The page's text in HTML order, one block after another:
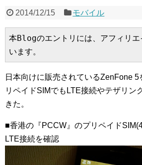
2014/12/15 モバイル
本Blogのエントリには、アフィリエ
います。
日本向けに販売されているZenFone
リペイドSIMでもLTE接続やテザリン
きた。
■香港の『PCCW』のプリペイド
LTE接続を確認